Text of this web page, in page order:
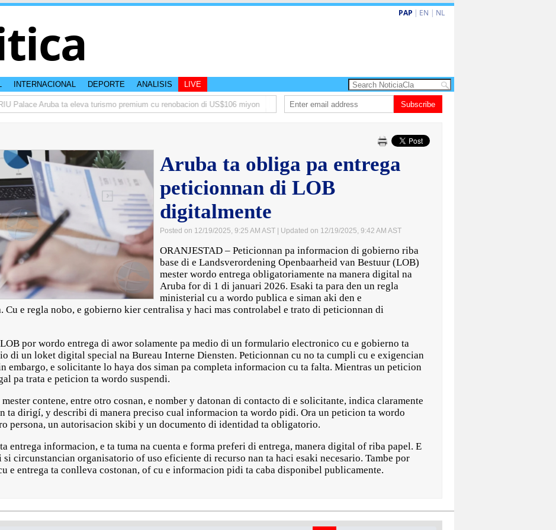
PAP | EN | NL
INTERNACIONAL DEPORTE ANALISIS LIVE
Palace Aruba ta eleva turismo premium cu renobacion di US$106 miyon Aruba ta enfrenta Sur Korea den duelo di pitcheo
Subscribe
Aruba ta obliga pa entrega
peticionnan di LOB
digitalmente
Posted on 12/19/2025, 9:25 AM AST | Updated on 12/19/2025, 9:42 AM AST
ORANJESTAD – Peticionnan pa informacion di gobierno riba
base di e Landsverordening Openbaarheid van Bestuur (LOB)
mester wordo entrega obligatoriamente na manera digital na
Aruba for di 1 di januari 2026. Esaki ta para den un regla
ministerial cu a wordo publica e siman aki den e
e regla nobo, e gobierno kier centralisa y haci mas controlabel e trato di peticionnan di
por wordo entrega di awor solamente pa medio di un formulario electronico cu e gobierno ta
di un loket digital special na Bureau Interne Diensten. Peticionnan cu no ta cumpli cu e exigencian
embargo, e solicitante lo haya dos siman pa completa informacion cu ta falta. Mientras un peticion
pa trata e peticion ta wordo suspendi.
contene, entre otro cosnan, e nomber y datonan di contacto di e solicitante, indica claramente
ta dirigí, y describi di manera preciso cual informacion ta wordo pidi. Ora un peticion ta wordo
persona, un autorisacion skibi y un documento di identidad ta obligatorio.
entrega informacion, e ta tuma na cuenta e forma preferi di entrega, manera digital of riba papel. E
circunstancian organisatorio of uso eficiente di recurso nan ta haci esaki necesario. Tambe por
e entrega ta conlleva costonan, of cu e informacion pidi ta caba disponibel publicamente.